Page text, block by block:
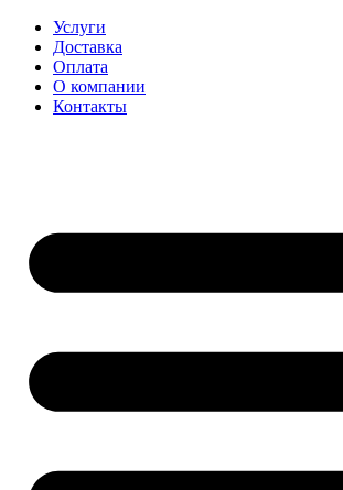
Перейти
содержимому
Услуги
Доставка
Оплата
О компании
Контакты